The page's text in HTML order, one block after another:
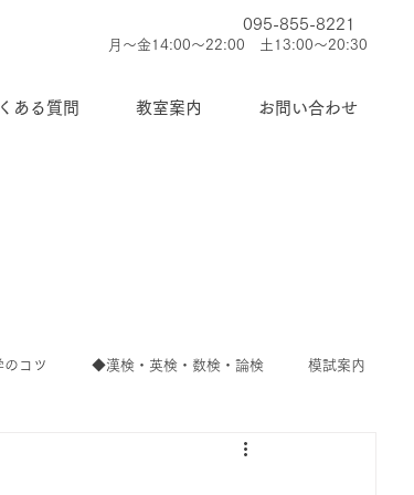
ある質問 教室案内 お問い合わせ
095-855-8221
月～金14:00～22:00 土13:00～20:30
コツ ◆漢検・英検・数検・論検 模試案内
◆今週のお知らせ